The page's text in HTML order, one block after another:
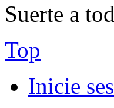
Suerte a
Top
Inicie